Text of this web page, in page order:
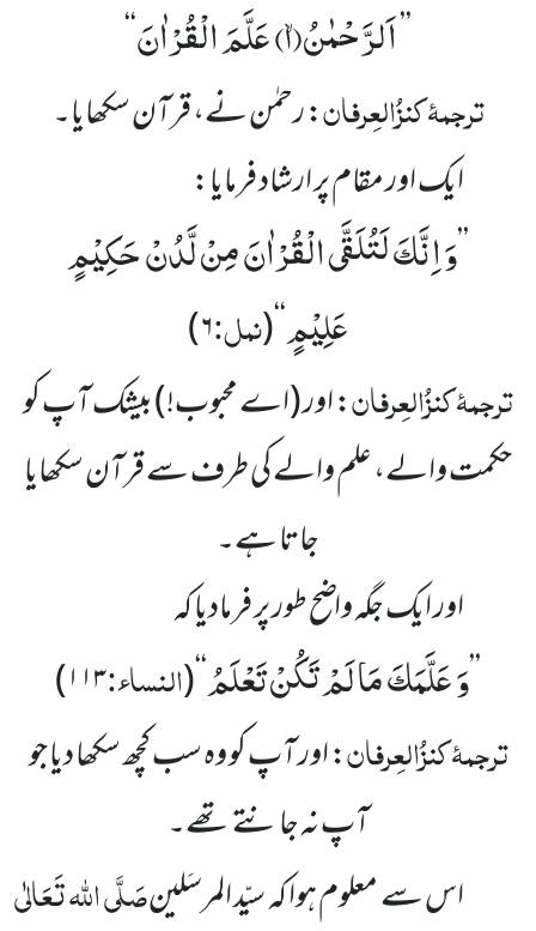
’’اَلرَّحْمٰنُۙ(۱) عَلَّمَ الْقُرْاٰنَ‘‘
ترجمۂکنزُالعِرفان: رحمٰن نے، قرآن سکھایا۔
ایک اور مقام پر ارشاد فرمایا:
’’وَ اِنَّكَ لَتُلَقَّى الْقُرْاٰنَ مِنْ لَّدُنْ حَكِیْمٍ
عَلِیْمٍ‘‘
(نمل:۶)
ترجمۂکنزُالعِرفان: اور(اے محبوب!)بیشک آپ کو
حکمت والے، علم والے کی طرف سے قرآن سکھایا
جاتا ہے۔
اور ایک جگہ واضح طور پر فرمادیا کہ
’’وَ عَلَّمَكَ مَا لَمْ تَكُنْ تَعْلَمُ‘‘
(النساء:۱۱۳)
ترجمۂکنزُالعِرفان: اور آپ کو وہ سب کچھ سکھا دیا جو
آپ نہ جانتے تھے۔
اس سے معلوم ہوا کہ سیّد المرسَلینصَلَّی اللہ تَعَالٰی